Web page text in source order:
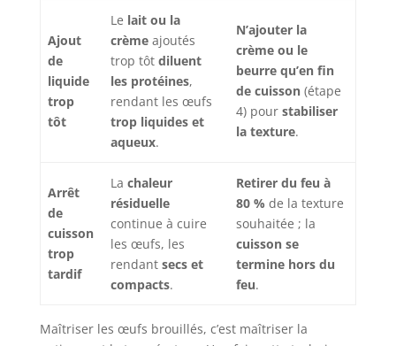
Ajout
de
liquide
trop
tôt
Le lait ou la
crème ajoutés
trop tôt diluent
les protéines,
rendant les œufs
trop liquides et
aqueux.
N’ajouter la
crème ou le
beurre qu’en fin
de cuisson (étape
4) pour stabiliser
la texture.
Arrêt
de
cuisson
trop
tardif
La chaleur
résiduelle
continue à cuire
les œufs, les
rendant secs et
compacts.
Retirer du feu à
80 % de la texture
souhaitée ; la
cuisson se
termine hors du
feu.
Maîtriser les œufs brouillés, c’est maîtriser la